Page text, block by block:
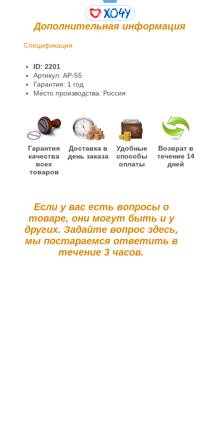
Дополнительная информация
Спецификация
Гарантии и возврат
Информация
ID: 2201
Артикул: AP-55
Гарантия: 1 год
Место производства: Россия
Гарантия
качества
всех
товаров
Доставка в
день заказа
Удобные
способы
оплаты
Возврат в
течение 14
дней
Если у вас есть вопросы о
товаре, они могут быть и у
других. Задайте вопрос здесь,
мы постараемся ответить в
течение 3 часов.